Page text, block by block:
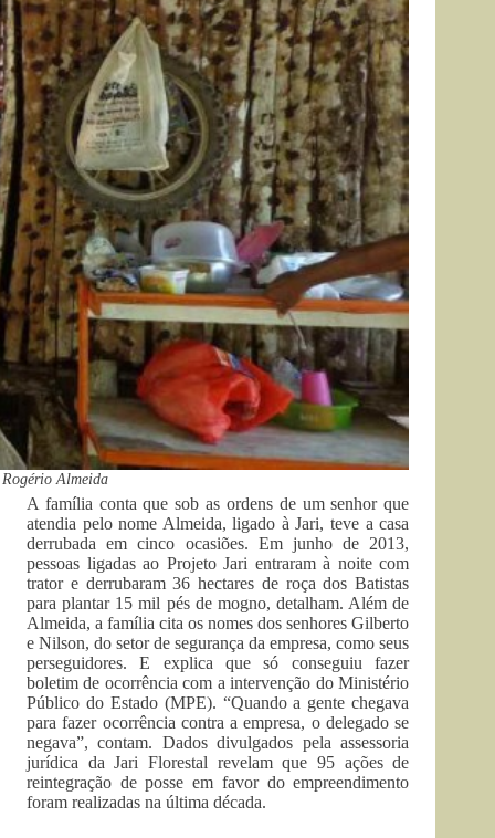
Almeida
A família conta que sob as ordens de um senhor que
atendia pelo nome Almeida, ligado à Jari, teve a casa
derrubada em cinco ocasiões. Em junho de 2013,
pessoas ligadas ao Projeto Jari entraram à noite com
trator e derrubaram 36 hectares de roça dos Batistas
para plantar 15 mil pés de mogno, detalham. Além de
Almeida, a família cita os nomes dos senhores Gilberto
e Nilson, do setor de segurança da empresa, como seus
perseguidores. E explica que só conseguiu fazer
boletim de ocorrência com a intervenção do Ministério
Público do Estado (MPE). “Quando a gente chegava
para fazer ocorrência contra a empresa, o delegado se
negava”, contam. Dados divulgados pela assessoria
jurídica da Jari Florestal revelam que 95 ações de
reintegração de posse em favor do empreendimento
foram realizadas na última década.